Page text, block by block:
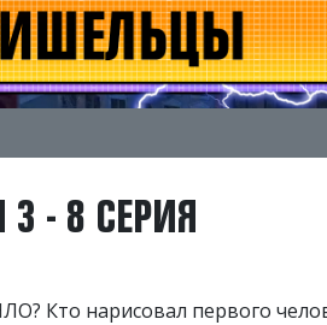
- 8 СЕРИЯ
Кто нарисовал первого